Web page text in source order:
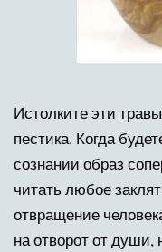
Истолките эти
пестика. Когда
сознании образ
читать любое
отвращение
на отворот от